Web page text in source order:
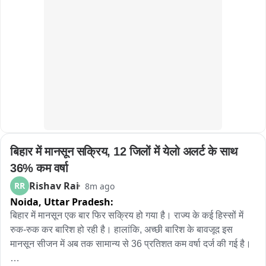
बिहार में मानसून सक्रिय, 12 जिलों में येलो अलर्ट के साथ
36% कम वर्षा
RR Rishav Rai 8m ago
Noida, Uttar Pradesh:
बिहार में मानसून एक बार फिर सक्रिय हो गया है। राज्य के कई हिस्सों में
रुक-रुक कर बारिश हो रही है। हालांकि, अच्छी बारिश के बावजूद इस
मानसून सीजन में अब तक सामान्य से 36 प्रतिशत कम वर्षा दर्ज की गई है।